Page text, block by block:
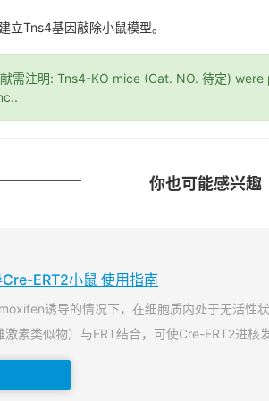
立Tns4基因敲除小鼠模型。
需注明: Tns4-KO mice (Cat. NO. 待定)
你也可能感兴趣
ERT2小鼠 使用指南
诱导的情况下，在细胞质内处于无活性
素类似物）与ERT结合，可使Cre-ERT2进核